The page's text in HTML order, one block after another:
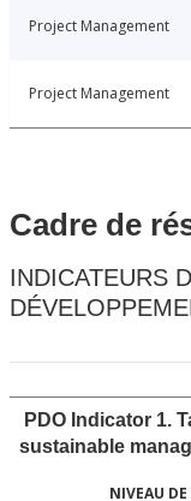
Project Management
Project Management
Cadre de
INDICATEURS
PDO Indicator 1.
sustainable